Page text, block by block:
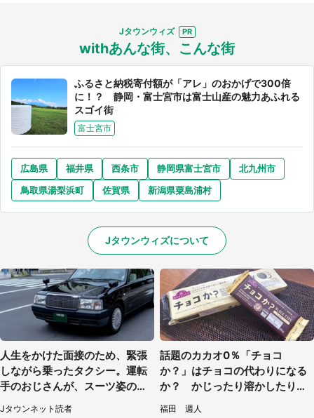
選択する
Jタウンウィズ
withあんな街、こんな街
ふるさと納税寄付額が「アレ」のおかげで300倍
に！？ 静岡・富士宮市は富士山産の魅力あふれる
スゴイ街
富士宮市
広島県 福井県 西条市 静岡県富士宮市
北九州市
鳥取県湯梨浜町
佐賀県 新潟県粟島浦村
Jタウンウィズについて
人生をかけた面接のため、緊張
しながら乗ったタクシー。運転
手のおじさんが、スーツ姿の私
を見て...（福岡県・30代女性）
Jタウンネット読者
話題のカカオ0％「チョコ
か？」はチョコの代わりになる
か？ かじったり溶かしたりし
て食べてみた
福田 週人